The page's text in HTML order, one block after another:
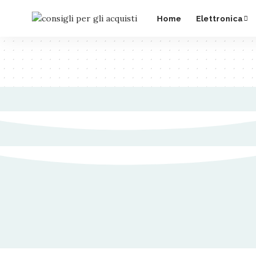
Home Elettronica